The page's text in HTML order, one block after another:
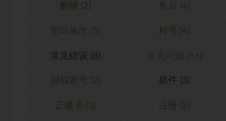
删除 (2)
封号 (4)
常见错误 (8)
插件 (3)
正规卡 (3)